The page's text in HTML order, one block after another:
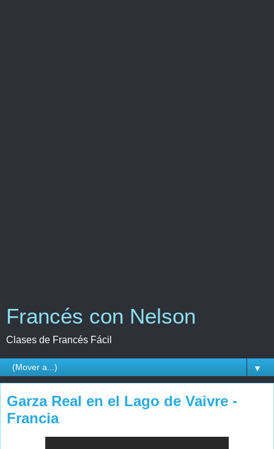
Francés con Nelson
Clases de Francés Fácil
▼
Garza Real en el Lago de Vaivre -
Francia